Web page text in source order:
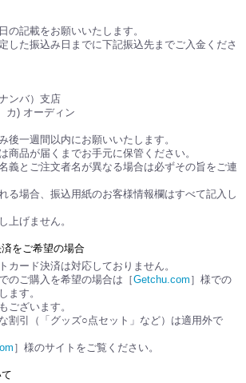
の記載をお願いいたします。
した振込み日までに下記振込先までご入金くださ
ンバ）支店
) オーディン
後一週間以内にお願いいたします。
商品が届くまでお手元に保管ください。
義とご注文者名が異なる場合は必ずその旨をご連
る場合、振込用紙のお客様情報欄はすべて記入し
上げません。
をご希望の場合
カード決済は対応しておりません。
のご購入を希望の場合は［Getchu.com ］様での
ます。
ございます。
割引（「グッズ○点セット」など）は適用外で
］様のサイトをご覧ください。